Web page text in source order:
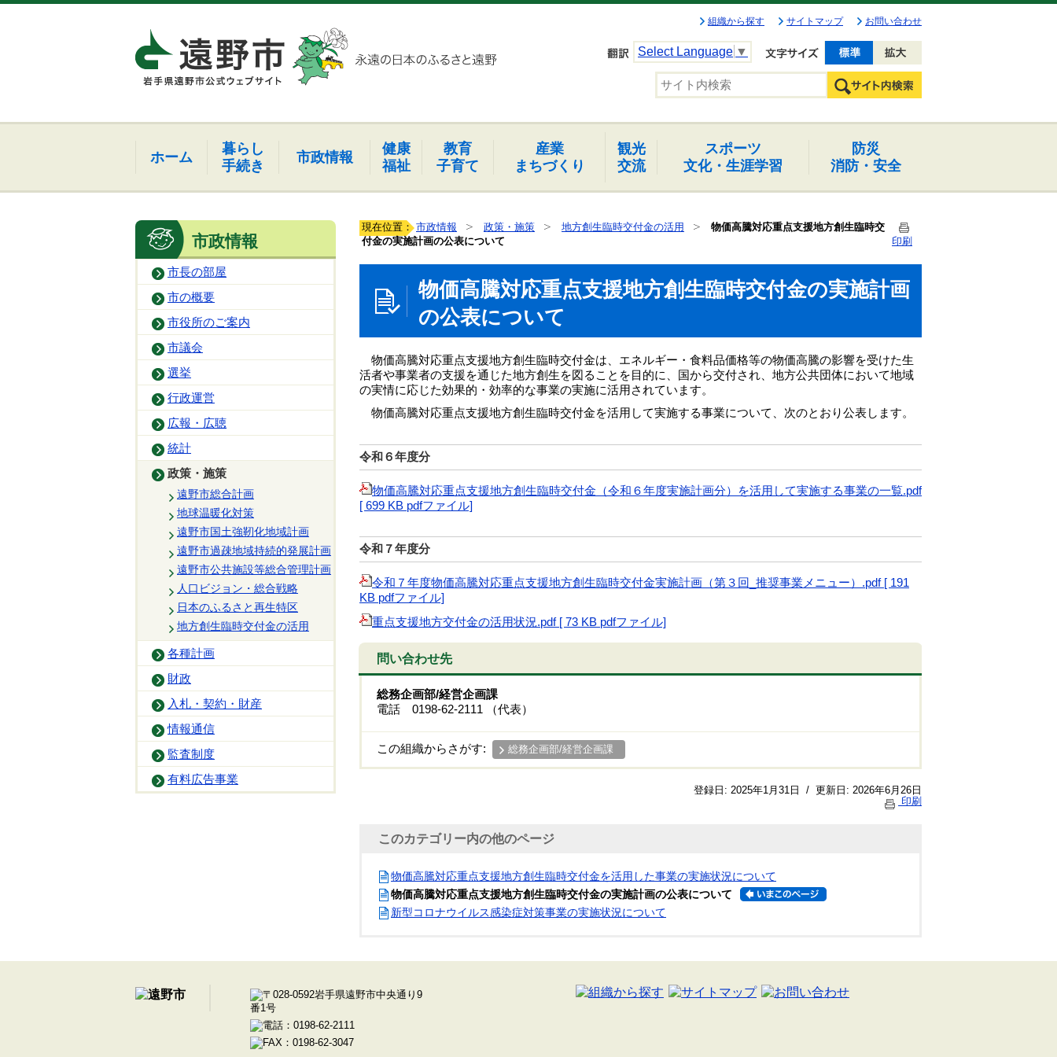
組織から探す サイトマップ お問い合わせ
Select Language ▼ 文字を小さく
ホーム
暮らし
手続き
市政情報
健康
福祉
教育
子育て
産業
まちづくり
観光
交流
スポーツ
文化・生涯学習
防災
消防・安全
市政情報
市長の部屋
市の概要
市役所のご案内
市議会
選挙
行政運営
広報・広聴
統計
政策・施策
遠野市総合計画
地球温暖化対策
遠野市国土強靭化地域計画
遠野市過疎地域持続的発展計画
遠野市公共施設等総合管理計画
人口ビジョン・総合戦略
日本のふるさと再生特区
地方創生臨時交付金の活用
各種計画
財政
入札・契約・財産
情報通信
監査制度
有料広告事業
現在位置： 市政情報 政策・施策 地方創生臨時交付金の活用
物価高騰対応重点支援地方創生臨時交
付金の実施計画の公表について
印刷
物価高騰対応重点支援地方創生臨時交付金の実施計画
の公表について
物価高騰対応重点支援地方創生臨時交付金は、エネルギー・食料品価格等の物価高騰の影響を受けた生
活者や事業者の支援を通じた地方創生を図ることを目的に、国から交付され、地方公共団体において地域
の実情に応じた効果的・効率的な事業の実施に活用されています。
物価高騰対応重点支援地方創生臨時交付金を活用して実施する事業について、次のとおり公表します。
令和６年度分
物価高騰対応重点支援地方創生臨時交付金（令和６年度実施計画分）を活用して実施する事業の一覧.pdf
[ 699 KB pdfファイル]
令和７年度分
令和７年度物価高騰対応重点支援地方創生臨時交付金実施計画（第３回_推奨事業メニュー）.pdf [ 191
KB pdfファイル]
重点支援地方交付金の活用状況.pdf [ 73 KB pdfファイル]
問い合わせ先
総務企画部/経営企画課
電話 0198-62-2111 （代表）
この組織からさがす: 総務企画部/経営企画課
登録日: 2025年1月31日 / 更新日: 2026年6月26日
印刷
このカテゴリー内の他のページ
物価高騰対応重点支援地方創生臨時交付金を活用した事業の実施状況について
物価高騰対応重点支援地方創生臨時交付金の実施計画の公表について
新型コロナウイルス感染症対策事業の実施状況について